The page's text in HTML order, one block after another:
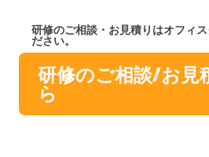
研修のご相談・お見積りはオフィ
ださい。
研修のご相談/お見
ら